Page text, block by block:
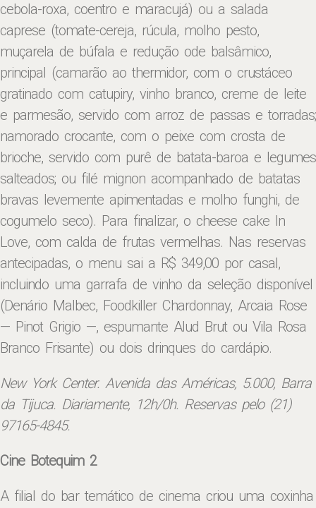
cebola-roxa, coentro e maracujá) ou a salada
caprese (tomate-cereja, rúcula, molho pesto,
muçarela de búfala e redução ode balsâmico,
principal (camarão ao thermidor, com o crustáceo
gratinado com catupiry, vinho branco, creme de leite
e parmesão, servido com arroz de passas e torradas;
namorado crocante, com o peixe com crosta de
brioche, servido com purê de batata-baroa e legumes
salteados; ou filé mignon acompanhado de batatas
bravas levemente apimentadas e molho funghi, de
cogumelo seco). Para finalizar, o cheese cake In
Love, com calda de frutas vermelhas. Nas reservas
antecipadas, o menu sai a R$ 349,00 por casal,
incluindo uma garrafa de vinho da seleção disponível
(Denário Malbec, Foodkiller Chardonnay, Arcaia Rose
— Pinot Grigio —, espumante Alud Brut ou Vila Rosa
Branco Frisante) ou dois drinques do cardápio.
New York Center. Avenida das Américas, 5.000, Barra
da Tijuca. Diariamente, 12h/0h. Reservas pelo (21)
97165-4845.
Cine Botequim 2
A filial do bar temático de cinema criou uma coxinha